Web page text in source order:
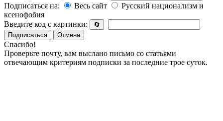
Подписаться на:
Весь сайт
Русский национализм и
ксенофобия
Введите код с картинки:
🔄
Подписаться
Отмена
Спасибо!
Проверьте почту, вам выслано письмо со статьями
отвечающим критериям подписки за последние трое суток.